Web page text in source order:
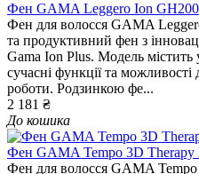
Фен GAMA Leggero Ion
Фен для волосся GAMA
та продуктивний фен з
Gama Ion Plus. Модель містить
сучасні функції та
роботи. Родзинкою фе...
2 181 ₴
До кошика
Фен GAMA Tempo 3D Therapy
Фен для волосся GAMA